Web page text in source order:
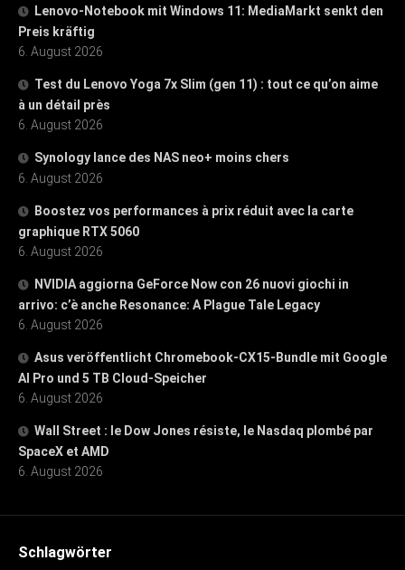
Lenovo-Notebook mit Windows 11: MediaMarkt senkt den
Preis kräftig
6. August 2026
Test du Lenovo Yoga 7x Slim (gen 11) : tout ce qu’on aime
à un détail près
6. August 2026
Synology lance des NAS neo+ moins chers
6. August 2026
Boostez vos performances à prix réduit avec la carte
graphique RTX 5060
6. August 2026
NVIDIA aggiorna GeForce Now con 26 nuovi giochi in
arrivo: c’è anche Resonance: A Plague Tale Legacy
6. August 2026
Asus veröffentlicht Chromebook-CX15-Bundle mit Google
AI Pro und 5 TB Cloud-Speicher
6. August 2026
Wall Street : le Dow Jones résiste, le Nasdaq plombé par
SpaceX et AMD
6. August 2026
Schlagwörter